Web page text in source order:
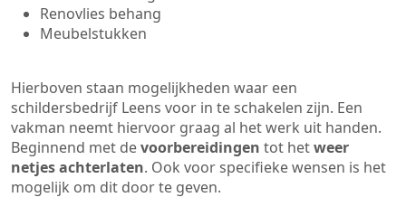
Renovlies behang
Meubelstukken
Hierboven staan mogelijkheden waar een
schildersbedrijf Leens voor in te schakelen zijn. Een
vakman neemt hiervoor graag al het werk uit handen.
Beginnend met devoorbereidingen tot hetweer
netjes achterlaten. Ook voor specifieke wensen is het
mogelijk om dit door te geven.